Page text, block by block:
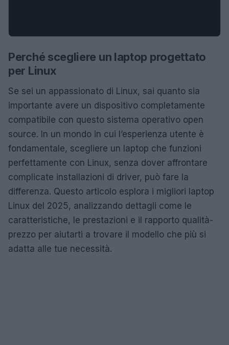
Perché scegliere un laptop progettato
per Linux
Se sei un appassionato di Linux, sai quanto sia
importante avere un dispositivo completamente
compatibile con questo sistema operativo open
source. In un mondo in cui l’esperienza utente è
fondamentale, scegliere un laptop che funzioni
perfettamente con Linux, senza dover affrontare
complicate installazioni di driver, può fare la
differenza. Questo articolo esplora i migliori laptop
Linux del 2025, analizzando dettagli come le
caratteristiche, le prestazioni e il rapporto qualità-
prezzo per aiutarti a trovare il modello che più si
adatta alle tue necessità.